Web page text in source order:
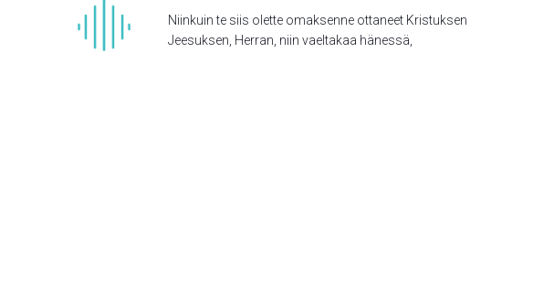
Niinkuin te siis olette omaksenne ottaneet Kristuksen
Jeesuksen, Herran, niin vaeltakaa hänessä,